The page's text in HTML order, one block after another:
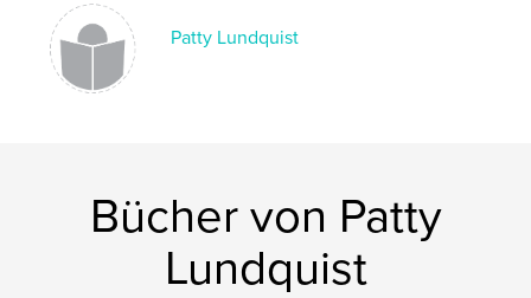
Veröffentlichungsdatum:
SpracheEnglish
Schlüsselwörter
Patty Lundquist
Bücher von Patty
Lundquist